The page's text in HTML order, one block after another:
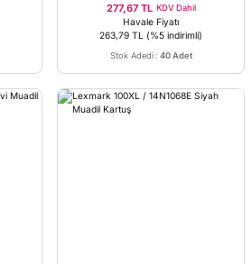
277,67 TL KDV Dahil
Havale Fiyatı
263,79 TL (%5 indirimli)
Stok Adedi : 40 Adet